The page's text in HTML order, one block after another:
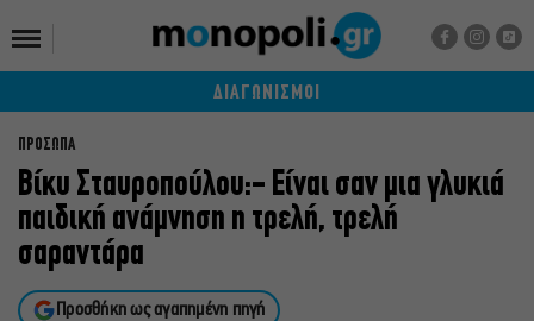
ΔΙΑΓΩΝΙΣΜΟΙ
ΠΡΟΣΩΠΑ
Βίκυ Σταυροπούλου:- Είναι σαν μια γλυκιά
παιδική ανάμνηση η τρελή, τρελή
σαραντάρα
Προσθήκη ως αγαπημένη πηγή